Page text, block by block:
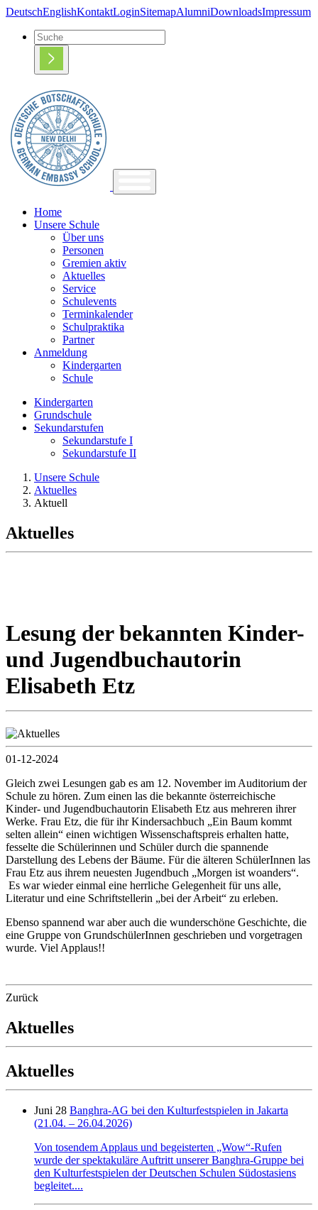
DeutschEnglishKontaktLoginSitemapAlumniDownloadsImpressum
Home
Unsere Schule
Über uns
Personen
Gremien aktiv
Aktuelles
Service
Schulevents
Terminkalender
Schulpraktika
Partner
Anmeldung
Kindergarten
Schule
Kindergarten
Grundschule
Sekundarstufen
Sekundarstufe I
Sekundarstufe II
Unsere Schule
Aktuelles
Aktuell
Aktuelles
Lesung der bekannten Kinder-
und Jugendbuchautorin
Elisabeth Etz
01-12-2024
Gleich zwei Lesungen gab es am 12. November im Auditorium der
Schule zu hören. Zum einen las die bekannte österreichische
Kinder- und Jugendbuchautorin Elisabeth Etz aus mehreren ihrer
Werke. Frau Etz, die für ihr Kindersachbuch „Ein Baum kommt
selten allein“ einen wichtigen Wissenschaftspreis erhalten hatte,
fesselte die Schülerinnen und Schüler durch die spannende
Darstellung des Lebens der Bäume. Für die älteren SchülerInnen las
Frau Etz aus ihrem neuesten Jugendbuch „Morgen ist woanders“.
Es war wieder einmal eine herrliche Gelegenheit für uns alle,
Literatur und eine Schriftstellerin „bei der Arbeit“ zu erleben.
Ebenso spannend war aber auch die wunderschöne Geschichte, die
eine Gruppe von GrundschülerInnen geschrieben und vorgetragen
wurde. Viel Applaus!!
Zurück
Aktuelles
Aktuelles
Juni 28 Banghra-AG bei den Kulturfestspielen in Jakarta
(21.04. – 26.04.2026)
Von tosendem Applaus und begeisterten „Wow“-Rufen
wurde der spektakuläre Auftritt unserer Banghra-Gruppe bei
den Kulturfestspielen der Deutschen Schulen Südostasiens
begleitet....